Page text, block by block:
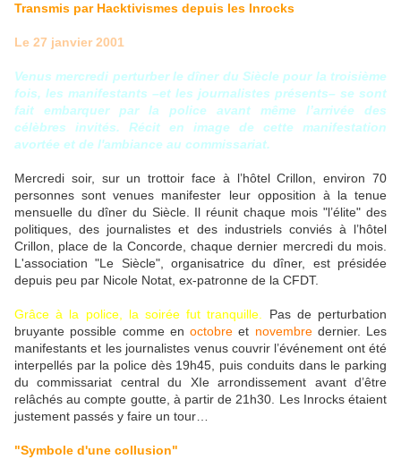
Transmis par Hacktivismes depuis les Inrocks
Le 27 janvier 2001
Venus mercredi perturber le dîner du Siècle pour la troisième
fois, les manifestants –et les journalistes présents– se sont
fait embarquer par la police avant même l’arrivée des
célèbres invités. Récit en image de cette manifestation
avortée et de l'ambiance au commissariat.
Mercredi soir, sur un trottoir face à l’hôtel Crillon, environ 70
personnes sont venues manifester leur opposition à la tenue
mensuelle du dîner du Siècle. Il réunit chaque mois "l’élite" des
politiques, des journalistes et des industriels conviés à l’hôtel
Crillon, place de la Concorde, chaque dernier mercredi du mois.
L'association "Le Siècle", organisatrice du dîner, est présidée
depuis peu par Nicole Notat, ex-patronne de la CFDT.
Grâce à la police, la soirée fut tranquille.
Pas de perturbation
bruyante possible comme en octobre et novembredernier. Les
manifestants et les journalistes venus couvrir l’événement ont été
interpellés par la police dès 19h45, puis conduits dans le parking
du commissariat central du XIe arrondissement avant d’être
relâchés au compte goutte, à partir de 21h30. Les Inrocks étaient
justement passés y faire un tour…
"Symbole d'une collusion"